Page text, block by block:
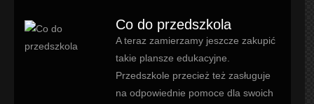
Co do przedszkola
A teraz zamierzamy jeszcze zakupić
takie plansze edukacyjne.
Przedszkole przecież też zasługuje
na odpowiednie pomoce dla swoich